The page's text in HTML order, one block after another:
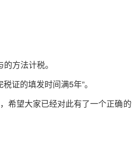
方法计税。
税证的填发时间满5年”。
希望大家已经对此有了一个正确